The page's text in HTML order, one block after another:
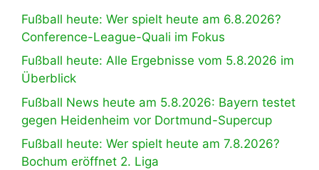
Fußball heute: Wer spielt heute am 6.8.2026?
Conference-League-Quali im Fokus
Fußball heute: Alle Ergebnisse vom 5.8.2026 im
Überblick
Fußball News heute am 5.8.2026: Bayern testet
gegen Heidenheim vor Dortmund-Supercup
Fußball heute: Wer spielt heute am 7.8.2026?
Bochum eröffnet 2. Liga